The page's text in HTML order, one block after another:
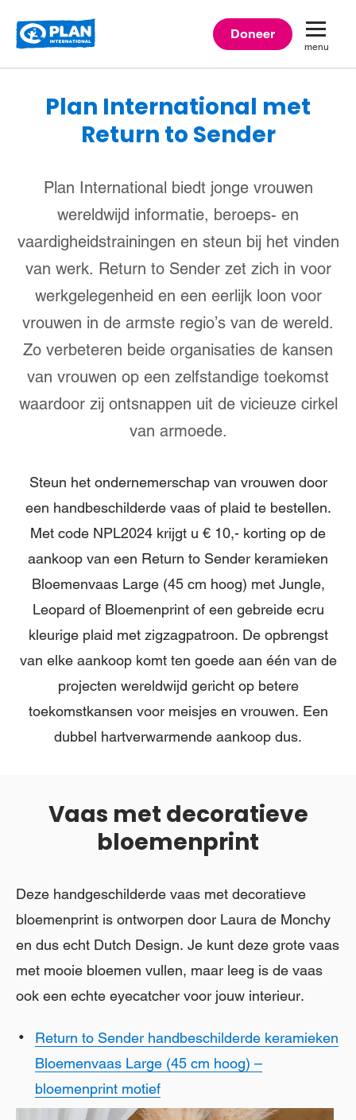
Doneer
menu
Plan International met
Return to Sender
Plan International biedt jonge vrouwen
wereldwijd informatie, beroeps- en
vaardigheidstrainingen en steun bij het vinden
van werk. Return to Sender zet zich in voor
werkgelegenheid en een eerlijk loon voor
vrouwen in de armste regio’s van de wereld.
Zo verbeteren beide organisaties de kansen
van vrouwen op een zelfstandige toekomst
waardoor zij ontsnappen uit de vicieuze cirkel
van armoede.
Steun het ondernemerschap van vrouwen door
een handbeschilderde vaas of plaid te bestellen.
Met code NPL2024 krijgt u € 10,- korting op de
aankoop van een Return to Sender keramieken
Bloemenvaas Large (45 cm hoog) met Jungle,
Leopard of Bloemenprint of een gebreide ecru
kleurige plaid met zigzagpatroon. De opbrengst
van elke aankoop komt ten goede aan één van de
projecten wereldwijd gericht op betere
toekomstkansen voor meisjes en vrouwen. Een
dubbel hartverwarmende aankoop dus.
Vaas met decoratieve
bloemenprint
Deze handgeschilderde vaas met decoratieve
bloemenprint is ontworpen door Laura de Monchy
en dus echt Dutch Design. Je kunt deze grote vaas
met mooie bloemen vullen, maar leeg is de vaas
ook een echte eyecatcher voor jouw interieur.
Return to Sender handbeschilderde keramieken
Bloemenvaas Large (45 cm hoog) –
bloemenprint motief